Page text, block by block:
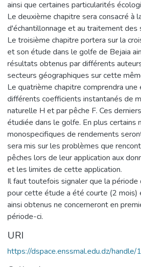
ainsi que certaines particularités
Le deuxième chapitre sera consacré à
d'échantillonnage et au traitement des
Le troisième chapitre portera sur la
et son étude dans le golfe de Bejaia
résultats obtenus par différents
secteurs géographiques sur cette
Le quatrième chapitre comprendra
différents coefficients instantanés de
naturelle H et par pêche F. Ces
étudiée dans le golfe. En plus certains
monospecifiques de rendements
sera mis sur les problèmes que
pêches lors de leur application aux
et les limites de cette application.
Il faut toutefois signaler que la période
pour cette étude a été courte (2
ainsi obtenus ne concerneront en
période-ci.
URI
https://dspace.enssmal.edu.dz/